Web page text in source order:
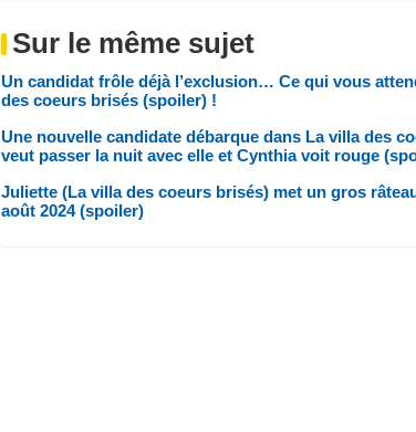
Sur le même sujet
Un candidat frôle déjà l’exclusion… Ce qui vous
des coeurs brisés (spoiler) !
Une nouvelle candidate débarque dans La villa des
veut passer la nuit avec elle et Cynthia voit rouge
Juliette (La villa des coeurs brisés) met un gros
août 2024 (spoiler)